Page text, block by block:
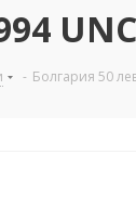
- Болгария 50